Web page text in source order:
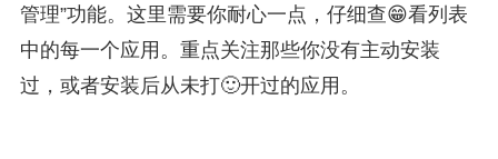
管理”功能。这里需要你耐心一点，仔细查😁看列表
中的每一个应用。重点关注那些你没有主动安装
过，或者安装后从未打🙂开过的应用。